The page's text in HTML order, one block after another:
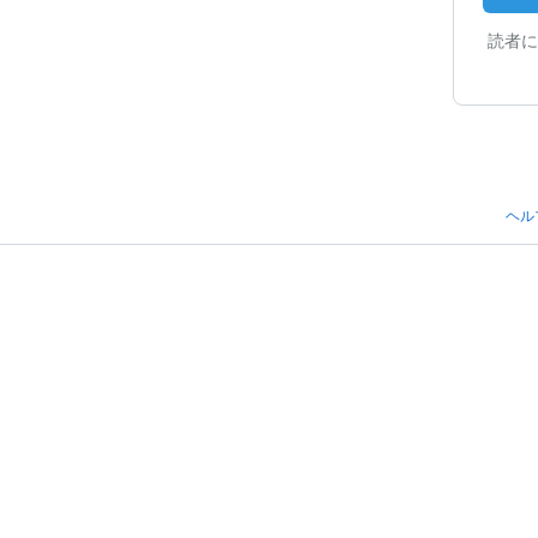
読者
ヘル